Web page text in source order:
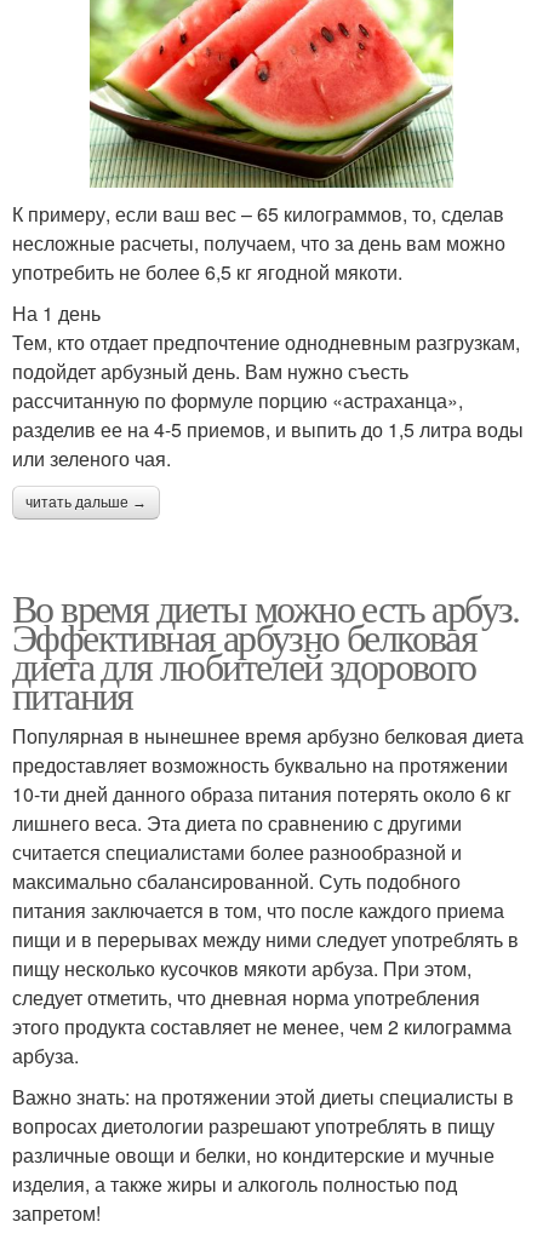
К примеру, если ваш вес – 65 килограммов, то, сделав
несложные расчеты, получаем, что за день вам можно
употребить не более 6,5 кг ягодной мякоти.
На 1 день
Тем, кто отдает предпочтение однодневным разгрузкам,
подойдет арбузный день. Вам нужно съесть
рассчитанную по формуле порцию «астраханца»,
разделив ее на 4-5 приемов, и выпить до 1,5 литра воды
или зеленого чая.
читать дальше →
Во время диеты можно есть арбуз.
Эффективная арбузно белковая
диета для любителей здорового
питания
Популярная в нынешнее время арбузно белковая диета
предоставляет возможность буквально на протяжении
10-ти дней данного образа питания потерять около 6 кг
лишнего веса. Эта диета по сравнению с другими
считается специалистами более разнообразной и
максимально сбалансированной. Суть подобного
питания заключается в том, что после каждого приема
пищи и в перерывах между ними следует употреблять в
пищу несколько кусочков мякоти арбуза. При этом,
следует отметить, что дневная норма употребления
этого продукта составляет не менее, чем 2 килограмма
арбуза.
Важно знать: на протяжении этой диеты специалисты в
вопросах диетологии разрешают употреблять в пищу
различные овощи и белки, но кондитерские и мучные
изделия, а также жиры и алкоголь полностью под
запретом!